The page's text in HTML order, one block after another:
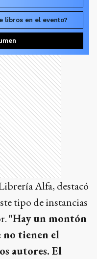
libros en el evento?
Alfa, destacó
tipo de instancias
"Hay un montón
no tienen el
autores. El